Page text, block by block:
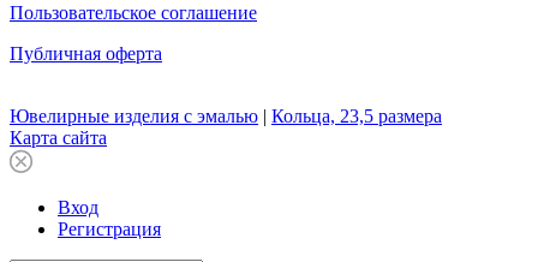
Пользовательское соглашение
Публичная оферта
Ювелирные изделия с эмалью | Кольца, 23,5 размера
Карта сайта
Вход
Регистрация